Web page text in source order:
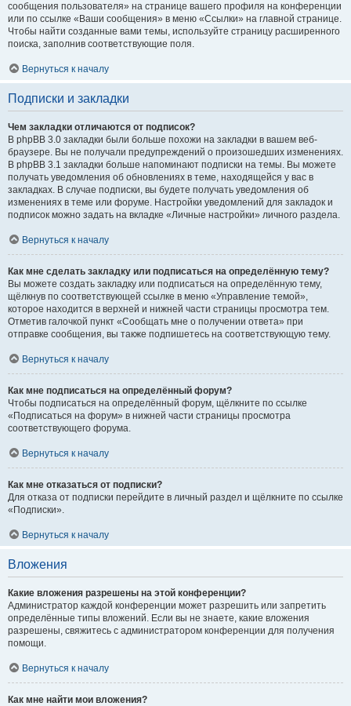
сообщения пользователя» на странице вашего профиля на конференции
или по ссылке «Ваши сообщения» в меню «Ссылки» на главной странице.
Чтобы найти созданные вами темы, используйте страницу расширенного
поиска, заполнив соответствующие поля.
Вернуться к началу
Подписки и закладки
Чем закладки отличаются от подписок?
В phpBB 3.0 закладки были больше похожи на закладки в вашем веб-
браузере. Вы не получали предупреждений о произошедших изменениях.
В phpBB 3.1 закладки больше напоминают подписки на темы. Вы можете
получать уведомления об обновлениях в теме, находящейся у вас в
закладках. В случае подписки, вы будете получать уведомления об
изменениях в теме или форуме. Настройки уведомлений для закладок и
подписок можно задать на вкладке «Личные настройки» личного раздела.
Вернуться к началу
Как мне сделать закладку или подписаться на определённую тему?
Вы можете создать закладку или подписаться на определённую тему,
щёлкнув по соответствующей ссылке в меню «Управление темой»,
которое находится в верхней и нижней части страницы просмотра тем.
Отметив галочкой пункт «Сообщать мне о получении ответа» при
отправке сообщения, вы также подпишетесь на соответствующую тему.
Вернуться к началу
Как мне подписаться на определённый форум?
Чтобы подписаться на определённый форум, щёлкните по ссылке
«Подписаться на форум» в нижней части страницы просмотра
соответствующего форума.
Вернуться к началу
Как мне отказаться от подписки?
Для отказа от подписки перейдите в личный раздел и щёлкните по ссылке
«Подписки».
Вернуться к началу
Вложения
Какие вложения разрешены на этой конференции?
Администратор каждой конференции может разрешить или запретить
определённые типы вложений. Если вы не знаете, какие вложения
разрешены, свяжитесь с администратором конференции для получения
помощи.
Вернуться к началу
Как мне найти мои вложения?